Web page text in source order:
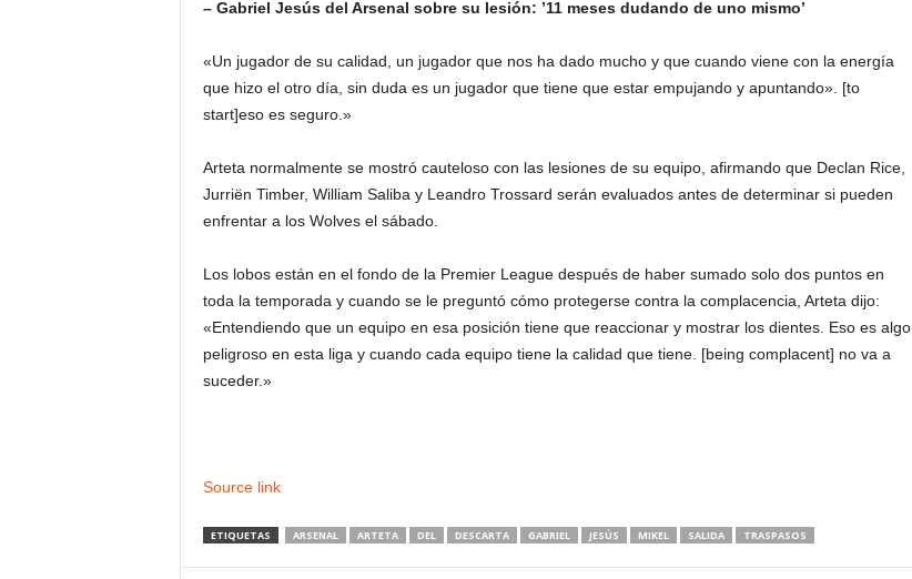
– Gabriel Jesús del Arsenal sobre su lesión: ’11 meses dudando de uno mismo’
«Un jugador de su calidad, un jugador que nos ha dado mucho y que cuando viene con la energía
que hizo el otro día, sin duda es un jugador que tiene que estar empujando y apuntando». [to
start]eso es seguro.»
Arteta normalmente se mostró cauteloso con las lesiones de su equipo, afirmando que Declan Rice,
Jurriën Timber, William Saliba y Leandro Trossard serán evaluados antes de determinar si pueden
enfrentar a los Wolves el sábado.
Los lobos están en el fondo de la Premier League después de haber sumado solo dos puntos en
toda la temporada y cuando se le preguntó cómo protegerse contra la complacencia, Arteta dijo:
«Entendiendo que un equipo en esa posición tiene que reaccionar y mostrar los dientes. Eso es algo
peligroso en esta liga y cuando cada equipo tiene la calidad que tiene. [being complacent] no va a
suceder.»
Source link
ETIQUETAS ARSENAL ARTETA DEL DESCARTA GABRIEL JESÚS MIKEL SALIDA TRASPASOS